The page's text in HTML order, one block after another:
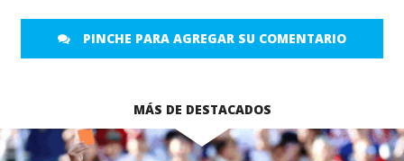
PINCHE PARA AGREGAR SU COMENTARIO
MÁS DE DESTACADOS